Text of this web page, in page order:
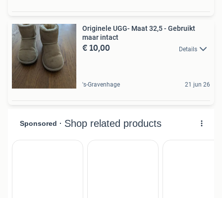
Originele UGG- Maat 32,5 - Gebruikt
maar intact
€ 10,00 Details
's-Gravenhage 21 jun 26